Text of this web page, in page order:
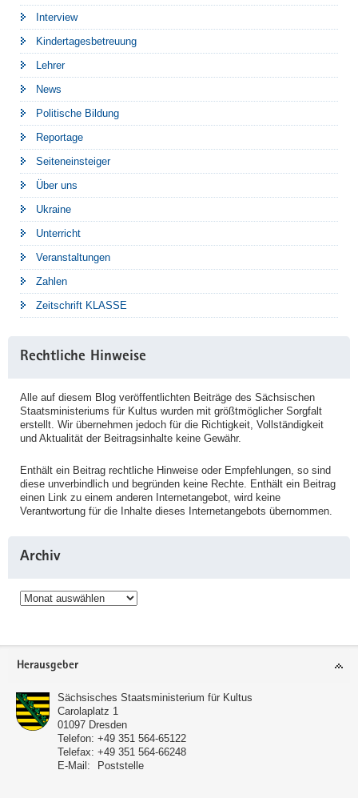
Interview
Kindertagesbetreuung
Lehrer
News
Politische Bildung
Reportage
Seiteneinsteiger
Über uns
Ukraine
Unterricht
Veranstaltungen
Zahlen
Zeitschrift KLASSE
Rechtliche Hinweise
Alle auf diesem Blog veröffentlichten Beiträge des Sächsischen
Staatsministeriums für Kultus wurden mit größtmöglicher Sorgfalt
erstellt. Wir übernehmen jedoch für die Richtigkeit, Vollständigkeit
und Aktualität der Beitragsinhalte keine Gewähr.
Enthält ein Beitrag rechtliche Hinweise oder Empfehlungen, so sind
diese unverbindlich und begründen keine Rechte. Enthält ein Beitrag
einen Link zu einem anderen Internetangebot, wird keine
Verantwortung für die Inhalte dieses Internetangebots übernommen.
Archiv
Archiv
Service
Herausgeber
Sächsisches Staatsministerium für Kultus
Carolaplatz 1
01097 Dresden
Telefon: +49 351 564-65122
Telefax: +49 351 564-66248
E-Mail:
Poststelle